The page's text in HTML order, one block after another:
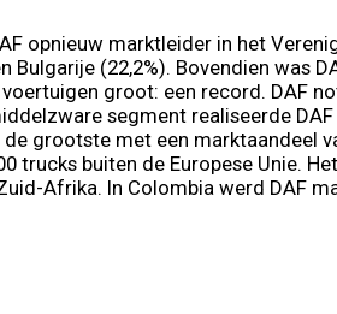
opnieuw marktleider in het
Bulgarije (22,2%). Bovendien was
groot: een record. DAF
segment realiseerde DAF
grootste met een marktaandeel
trucks buiten de Europese Unie.
Afrika. In Colombia werd DAF